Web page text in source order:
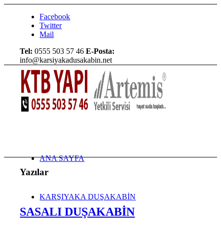
Facebook
Twitter
Mail
Tel: 0555 503 57 46E-Posta:
info@karsiyakadusakabin.net
ANA SAYFA
KARŞIYAKA DUŞAKABİN
Yazılar
SASALI DUŞAKABİN